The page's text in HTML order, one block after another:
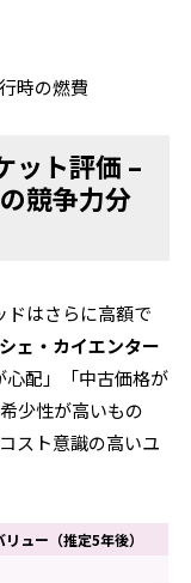
時の燃費
ット評価 –
競争力分
ドはさらに高額で
ェ・カイエンター
心配」「中古価格が
少性が高いもの
スト意識の高いユ
ュー（推定5年後）